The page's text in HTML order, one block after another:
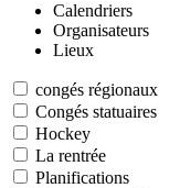
Calendriers
Organisateurs
Lieux
congés régionaux
Congés statuaires
Hockey
La rentrée
Planifications